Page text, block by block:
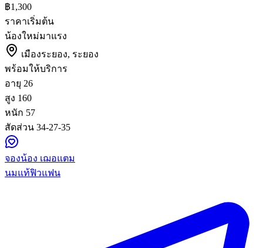
฿1,300
ราคาเริ่มต้น
น้องใหม่มาแรง
เมืองระยอง, ระยอง
พร้อมให้บริการ
อายุ 26
สูง 160
หนัก 57
สัดส่วน 34-27-35
จองน้อง เฌอแตม
นมแท้ฟิวแฟน